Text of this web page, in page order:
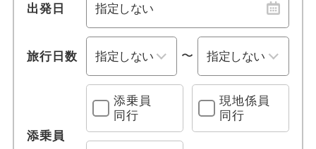
出発日
旅行日数 〜
添乗員
添乗員
同行
現地係員
同行
クルーズ旅行
レンタカー付き
宿泊施設、送迎 他
プールあり